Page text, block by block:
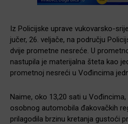
Iz Policijske uprave vukovarsko-
jučer, 26. veljače, na području
dvije prometne nesreće. U
nastupila je materijalna šteta kao
prometnoj nesreći u Vođincima
Naime, oko 13,20 sati u
osobnog automobila đakovačkih
prilagodila brzinu kretanja gustoći